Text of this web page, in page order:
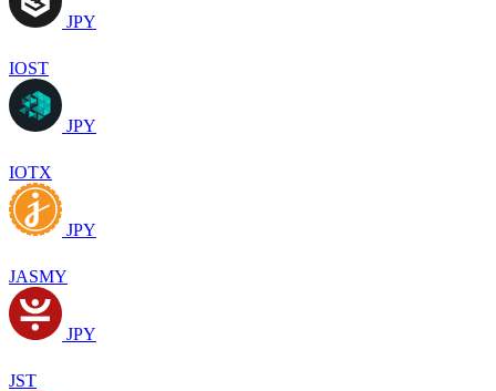
JPY
IOST
JPY
IOTX
JPY
JASMY
JPY
JST